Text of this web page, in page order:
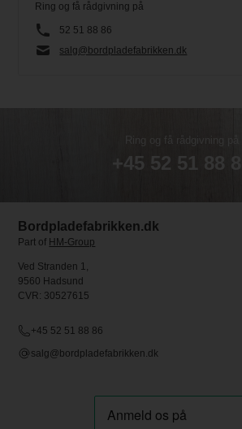
Ring og få rådgivning på
52 51 88 86
salg@bordpladefabrikken.dk
Ring og få rådgivning på
+45 52 51 88 86
Bordpladefabrikken.dk
Part of HM-Group
Ved Stranden 1,
9560 Hadsund
CVR: 30527615
+45 52 51 88 86
salg@bordpladefabrikken.dk